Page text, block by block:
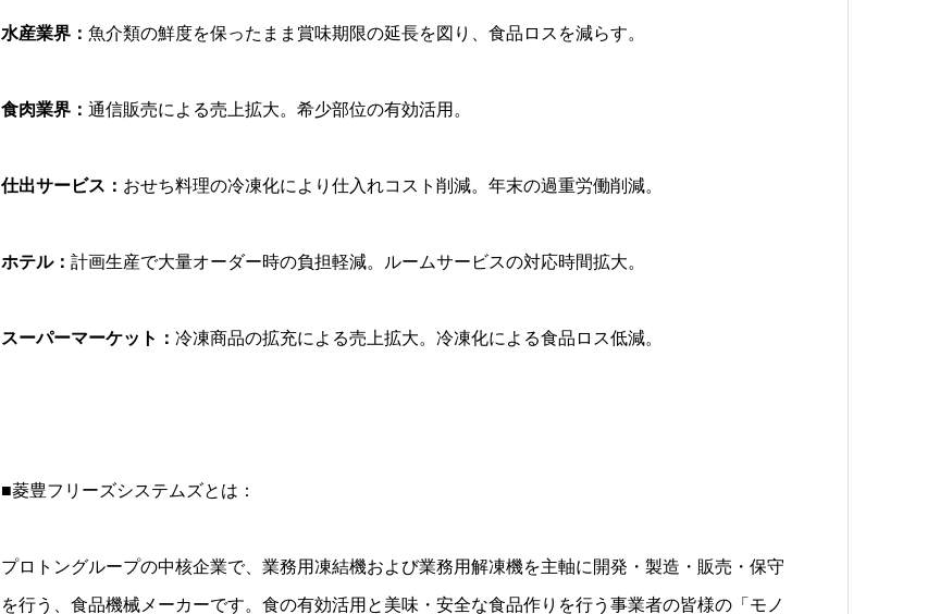
水産業界： 魚介類の鮮度を保ったまま賞味期限の延長を図り、食品ロスを減らす。
食肉業界： 通信販売による売上拡大。希少部位の有効活用。
仕出サービス： おせち料理の冷凍化により仕入れコスト削減。年末の過重労働削減。
ホテル： 計画生産で大量オーダー時の負担軽減。ルームサービスの対応時間拡大。
スーパーマーケット： 冷凍商品の拡充による売上拡大。冷凍化による食品ロス低減。
■菱豊フリーズシステムズとは：
プロトングループの中核企業で、業務用凍結機および業務用解凍機を主軸に開発・製造・販売・保守
を行う、食品機械メーカーです。食の有効活用と美味・安全な食品作りを行う事業者の皆様の「モノ